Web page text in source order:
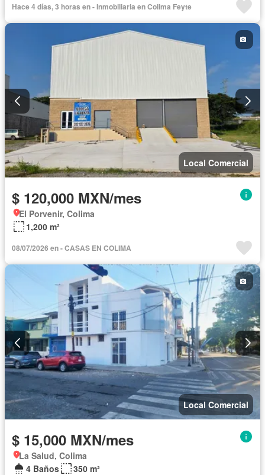
Hace 4 días, 3 horas en - Inmobiliaria en Colima Feyte
Local Comercial
$ 120,000 MXN/mes
El Porvenir, Colima
1,200 m²
08/07/2026 en - CASAS EN COLIMA
Local Comercial
$ 15,000 MXN/mes
La Salud, Colima
4 Baños
350 m²